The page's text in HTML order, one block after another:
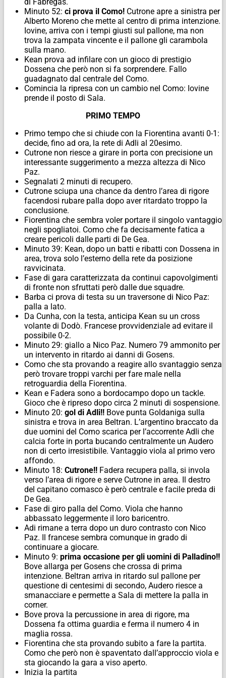
di Fabregas.
Minuto 52: ci prova il Como! Cutrone apre a sinistra per
Alberto Moreno che mette al centro di prima intenzione.
Iovine, arriva con i tempi giusti sul pallone, ma non
trova la zampata vincente e il pallone gli carambola
sulla mano.
Kean prova ad infilare con un gioco di prestigio
Dossena che però non si fa sorprendere. Fallo
guadagnato dal centrale del Como.
Comincia la ripresa con un cambio nel Como: Iovine
prende il posto di Sala.
PRIMO TEMPO
Primo tempo che si chiude con la Fiorentina avanti 0-1:
decide, fino ad ora, la rete di Adli al 20esimo.
Cutrone non riesce a girare in porta con precisione un
interessante suggerimento a mezza altezza di Nico
Paz.
Segnalati 2 minuti di recupero.
Cutrone sciupa una chance da dentro l’area di rigore
facendosi rubare palla dopo aver ritardato troppo la
conclusione.
Fiorentina che sembra voler portare il singolo vantaggio
negli spogliatoi. Como che fa decisamente fatica a
creare pericoli dalle parti di De Gea.
Minuto 39: Kean, dopo un batti e ribatti con Dossena in
area, trova solo l’esterno della rete da posizione
ravvicinata.
Fase di gara caratterizzata da continui capovolgimenti
di fronte non sfruttati però dalle due squadre.
Barba ci prova di testa su un traversone di Nico Paz:
palla a lato.
Da Cunha, con la testa, anticipa Kean su un cross
volante di Dodò. Francese provvidenziale ad evitare il
possibile 0-2.
Minuto 29: giallo a Nico Paz. Numero 79 ammonito per
un intervento in ritardo ai danni di Gosens.
Como che sta provando a reagire allo svantaggio senza
però trovare troppi varchi per fare male nella
retroguardia della Fiorentina.
Kean e Fadera sono a bordocampo dopo un tackle.
Gioco che è ripreso dopo circa 2 minuti di sospensione.
Minuto 20: gol di Adli!! Bove punta Goldaniga sulla
sinistra e trova in area Beltran. L’argentino braccato da
due uomini del Como scarica per l’accorrente Adli che
calcia forte in porta bucando centralmente un Audero
non di certo irresistibile. Vantaggio viola al primo vero
affondo.
Minuto 18: Cutrone!! Fadera recupera palla, si invola
verso l’area di rigore e serve Cutrone in area. Il destro
del capitano comasco è però centrale e facile preda di
De Gea.
Fase di giro palla del Como. Viola che hanno
abbassato leggermente il loro baricentro.
Adi rimane a terra dopo un duro contrasto con Nico
Paz. Il francese sembra comunque in grado di
continuare a giocare.
Minuto 9: prima occasione per gli uomini di Palladino!!
Bove allarga per Gosens che crossa di prima
intenzione. Beltran arriva in ritardo sul pallone per
questione di centesimi di secondo, Audero riesce a
smanacciare e permette a Sala di mettere la palla in
corner.
Bove prova la percussione in area di rigore, ma
Dossena fa ottima guardia e ferma il numero 4 in
maglia rossa.
Fiorentina che sta provando subito a fare la partita.
Como che però non è spaventato dall’approccio viola e
sta giocando la gara a viso aperto.
Inizia la partita